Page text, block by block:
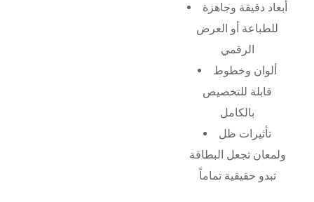
أبعاد دقيقة وجاهزة
للطباعة أو العرض
الرقمي
ألوان وخطوط
قابلة للتخصيص
بالكامل
تأثيرات ظل
ولمعان تجعل البطاقة
تبدو حقيقية تماماً